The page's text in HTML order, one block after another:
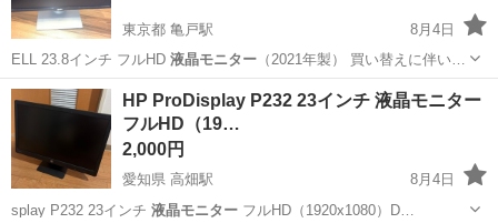
東京都 亀戸駅
8月4日
ELL 23.8インチ フルHD 液晶モニター （2021年製） 買い替えに伴い…
東京 江東区 亀戸駅 その他 液晶モニター
HP ProDisplay P232 23インチ 液晶モニター
フルHD（19…
2,000円
愛知県 高畑駅
8月4日
splay P232 23インチ 液晶モニターフルHD（1920x1080）D…